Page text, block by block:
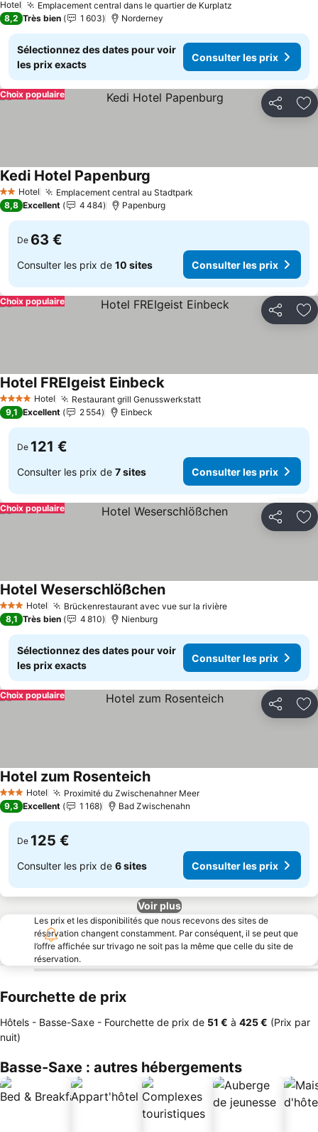
Hotel
Emplacement central dans le quartier de Kurplatz
8,2 Très bien 1 603 Norderney
Sélectionnez des dates pour voir
les prix exacts
Consulter les prix
Partager
Choix populaire
2 Étoiles
Hotel Emplacement central au Stadtpark
Kedi Hotel Papenburg
8,8 Excellent 4 484 Papenburg
De 63 €
Consulter les prix de 10 sites Consulter les prix
Partager
Choix populaire
4 Étoiles Hotel Restaurant grill Genusswerkstatt
Hotel FREIgeist Einbeck
9,1 Excellent 2 554 Einbeck
De 121 €
Consulter les prix de 7 sites Consulter les prix
Partager
Choix populaire
3 ÉtoilesHotel Brückenrestaurant avec vue sur la rivière
Hotel Weserschlößchen
8,1 Très bien 4 810 Nienburg
Sélectionnez des dates pour voir
les prix exacts
Consulter les prix
Partager
Choix populaire
3 ÉtoilesHotel Proximité du Zwischenahner Meer
Hotel zum Rosenteich
9,3 Excellent 1 168 Bad Zwischenahn
De 125 €
Consulter les prix de 6 sites Consulter les prix
Voir plus
Les prix et les disponibilités que nous recevons des sites de
réservation changent constamment. Par conséquent, il se peut que
l’offre affichée sur trivago ne soit pas la même que celle du site de
réservation.
Fourchette de prix
Hôtels - Basse-Saxe - Fourchette de prix de ‎51 € à ‎425 € (Prix par
nuit)
Basse-Saxe : autres hébergements